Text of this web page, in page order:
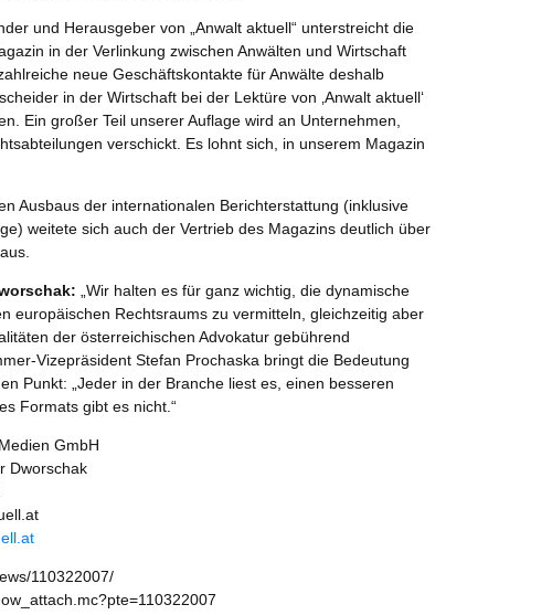
und Herausgeber von „Anwalt aktuell“ unterstreicht die
in der Verlinkung zwischen Anwälten und Wirtschaft
neue Geschäftskontakte für Anwälte deshalb
in der Wirtschaft bei der Lektüre von ‚Anwalt aktuell‘
Ein großer Teil unserer Auflage wird an Unternehmen,
verschickt. Es lohnt sich, in unserem Magazin
Ausbaus der internationalen Berichterstattung (inklusive
weitete sich auch der Vertrieb des Magazins deutlich über
„Wir halten es für ganz wichtig, die dynamische
europäischen Rechtsraums zu vermitteln, gleichzeitig aber
der österreichischen Advokatur gebührend
Vizepräsident Stefan Prochaska bringt die Bedeutung
Punkt: „Jeder in der Branche liest es, einen besseren
Formats gibt es nicht.“
GmbH
Dworschak
110322007/